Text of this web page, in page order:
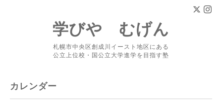
学びや むげん
札幌市中央区創成川イースト地区にある
公立上位校・国公立大学進学を目指す塾
カレンダー